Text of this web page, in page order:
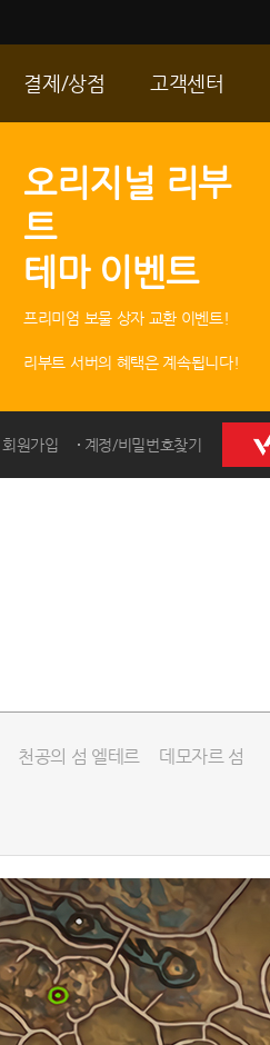
오리지널 리부
트 결전
테마 이벤
프리미엄 보물 상자 교환 이벤트!
리부트 서버의 혜택은 계속됩니다!
회원가입 계정/비밀번호찾기
결제/상점
마이 Wshop
내 캐시
고객센터
문의/신고
운영정책
천공의 섬 엘테르 데모자르 섬